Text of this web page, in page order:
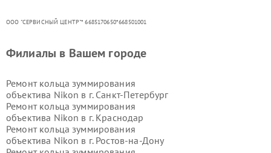
ООО "СЕРВИСНЫЙ ЦЕНТР"* 6685170650*668501001
Филиалы в Вашем городе
Ремонт кольца зуммирования
объектива Nikon в г. Санкт-Петербург
Ремонт кольца зуммирования
объектива Nikon в г. Краснодар
Ремонт кольца зуммирования
объектива Nikon в г. Ростов-на-Дону